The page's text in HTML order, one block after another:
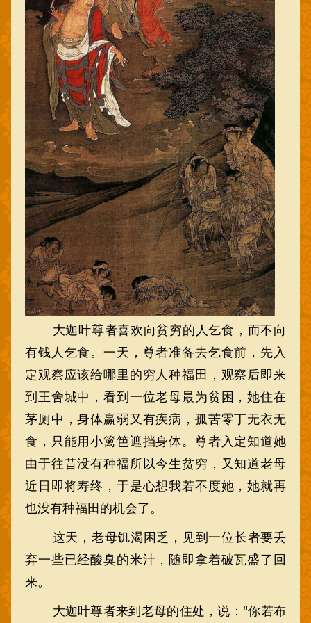
大迦叶尊者喜欢向贫穷的人乞食，而不向
有钱人乞食。一天，尊者准备去乞食前，先入
定观察应该给哪里的穷人种福田，观察后即来
到王舍城中，看到一位老母最为贫困，她住在
茅厕中，身体赢弱又有疾病，孤苦零丁无衣无
食，只能用小篱笆遮挡身体。尊者入定知道她
由于往昔没有种福所以今生贫穷，又知道老母
近日即将寿终，于是心想我若不度她，她就再
也没有种福田的机会了。
这天，老母饥渴困乏，见到一位长者要丢
弃一些已经酸臭的米汁，随即拿着破瓦盛了回
来。
大迦叶尊者来到老母的住处，说："你若布